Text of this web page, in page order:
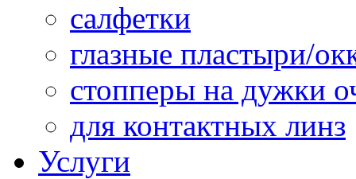
салфетки
глазные пластыри/
стопперы на дужки
для контактных линз
Услуги